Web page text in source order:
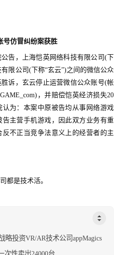
号仿冒纠纷案获胜
告，上海恺英网络科技有限公司(下
限公司(下称“玄云”)之间的微信公众
诉，玄云停止运营微信公众账号(帐
，并赔偿恺英经济损失20
为：本案中原被告均从事网络游戏
主营手机游戏，因此双方业务有重
不正当竞争法意义上的经营者的主
都是技术活。
略投资VR/AR技术公司appMagics